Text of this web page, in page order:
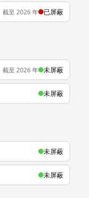
截至 2026 年 已屏蔽
截至 2026 年 未屏蔽
未屏蔽
未屏蔽
未屏蔽